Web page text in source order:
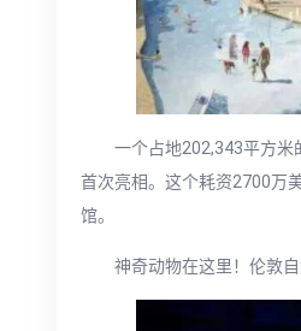
一个占地202,343平方米
首次亮相。这个耗资2700万
馆。
神奇动物在这里！伦敦